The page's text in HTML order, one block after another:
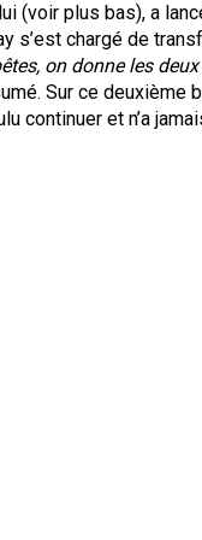
(voir plus bas), a
s’est chargé de
on donne les deux
Sur ce deuxième
continuer et n’a